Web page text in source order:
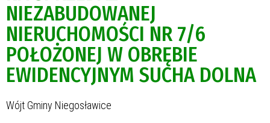
NIEZABUDOWANEJ
NIERUCHOMOŚCI NR 7/6
POŁOŻONEJ W OBRĘBIE
EWIDENCYJNYM SUCHA DOLNA
Wójt Gminy Niegosławice